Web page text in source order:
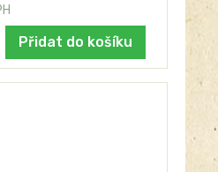
Přidat do košíku